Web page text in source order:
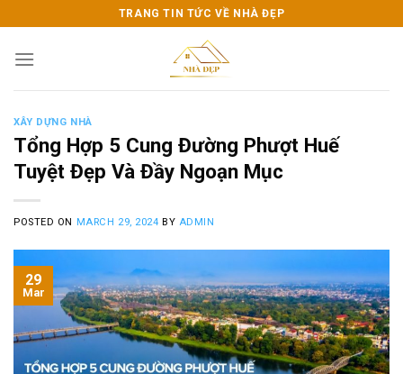
to
content
TRANG TIN TỨC VỀ NHÀ ĐẸP
XÂY DỰNG NHÀ
Tổng Hợp 5 Cung Đường Phượt Huế
Tuyệt Đẹp Và Đầy Ngoạn Mục
POSTED ON MARCH 29, 2024 BY ADMIN
29
Mar